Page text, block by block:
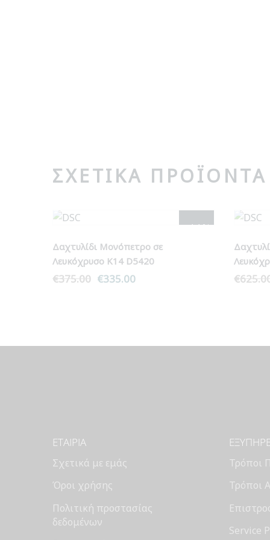
ΣΧΕΤΙΚΆ ΠΡΟΪΌΝΤΑ
- 11%
Δαχτυλίδι Μονόπετρο σε
Λευκόχρυσο Κ14 D5420
€375.00 Original
€335.00 €
ΕΤΑΙΡΊΑ
Σχετικά με εμάς
Όροι χρήσης
Πολιτική προστασίας
δεδομένων
Τρόποι
Τρόποι
Service